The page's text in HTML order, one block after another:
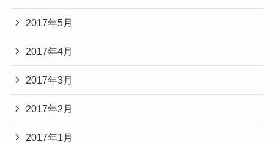
2017年5月
2017年4月
2017年3月
2017年2月
2017年1月